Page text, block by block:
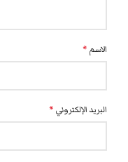
الاسم *
البريد الإلكتروني *